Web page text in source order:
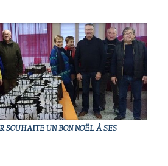
SOUHAITE UN BON NOËL À SES